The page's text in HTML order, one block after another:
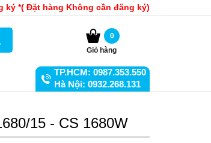
ký *( Đặt hàng Không cần đăng ký)
0
Giỏ hàng
TP.HCM: 0987.353.550
Hà Nội: 0932.268.131
15 - CS 1680W